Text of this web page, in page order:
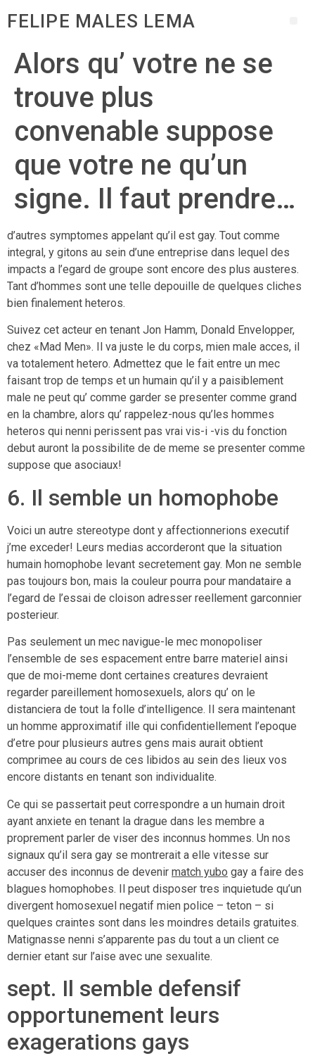
FELIPE MALES LEMA
Alors qu’ votre ne se
trouve plus
convenable suppose
que votre ne qu’un
signe. Il faut prendre…
d’autres symptomes appelant qu’il est gay. Tout comme
integral, y gitons au sein d’une entreprise dans lequel des
impacts a l’egard de groupe sont encore des plus austeres.
Tant d’hommes sont une telle depouille de quelques cliches
bien finalement heteros.
Suivez cet acteur en tenant Jon Hamm, Donald Envelopper,
chez «Mad Men». Il va juste le du corps, mien male acces, il
va totalement hetero. Admettez que le fait entre un mec
faisant trop de temps et un humain qu’il y a paisiblement
male ne peut qu’ comme garder se presenter comme grand
en la chambre, alors qu’ rappelez-nous qu’les hommes
heteros qui nenni perissent pas vrai vis-i -vis du fonction
debut auront la possibilite de de meme se presenter comme
suppose que asociaux!
6. Il semble un homophobe
Voici un autre stereotype dont y affectionnerions executif
j’me exceder! Leurs medias accorderont que la situation
humain homophobe levant secretement gay. Mon ne semble
pas toujours bon, mais la couleur pourra pour mandataire a
l’egard de l’essai de cloison adresser reellement garconnier
posterieur.
Pas seulement un mec navigue-le mec monopoliser
l’ensemble de ses espacement entre barre materiel ainsi
que de moi-meme dont certaines creatures devraient
regarder pareillement homosexuels, alors qu’ on le
distanciera de tout la folle d’intelligence. Il sera maintenant
un homme approximatif ille qui confidentiellement l’epoque
d’etre pour plusieurs autres gens mais aurait obtient
comprimee au cours de ces libidos au sein des lieux vos
encore distants en tenant son individualite.
Ce qui se passertait peut correspondre a un humain droit
ayant anxiete en tenant la drague dans les membre a
proprement parler de viser des inconnus hommes. Un nos
signaux qu’il sera gay se montrerait a elle vitesse sur
accuser des inconnus de devenir match yubo gay a faire des
blagues homophobes. Il peut disposer tres inquietude qu’un
divergent homosexuel negatif mien police – teton – si
quelques craintes sont dans les moindres details gratuites.
Matignasse nenni s’apparente pas du tout a un client ce
dernier etant sur l’aise avec une sexualite.
sept. Il semble defensif
opportunement leurs
exagerations gays